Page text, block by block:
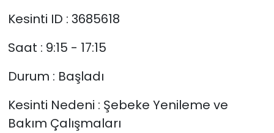
Kesinti ID : 3685618
Saat : 9:15 - 17:15
Durum : Başladı
Kesinti Nedeni : Şebeke Yenileme ve
Bakım Çalışmaları